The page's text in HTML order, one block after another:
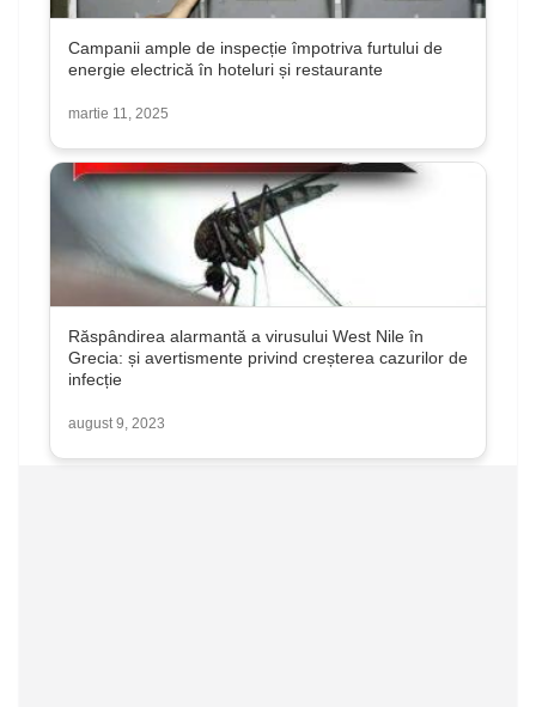
Campanii ample de inspecție împotriva furtului de
energie electrică în hoteluri și restaurante
martie 11, 2025
Răspândirea alarmantă a virusului West Nile în
Grecia: și avertismente privind creșterea cazurilor de
infecție
august 9, 2023